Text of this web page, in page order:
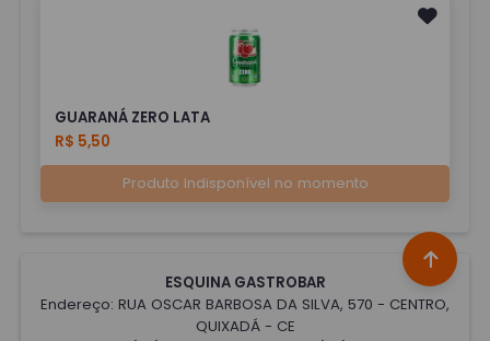
GUARANÁ ZERO LATA
R$ 5,50
Produto Indisponível no momento
ESQUINA GASTROBAR
Endereço: RUA OSCAR BARBOSA DA SILVA, 570 - CENTRO,
QUIXADÁ - CE